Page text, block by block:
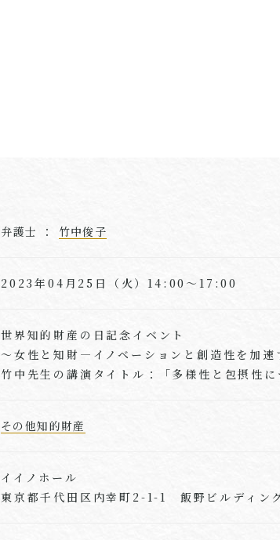
弁護士 ： 竹中俊子
2023年04月25日（火）14:00～17:00
世界知的財産の日記念イベント
～女性と知財―イノベーションと創造性を加速
竹中先生の講演タイトル：「多様性と包摂性に
その他知的財産
イイノホール
東京都千代田区内幸町2-1-1 飯野ビルディン